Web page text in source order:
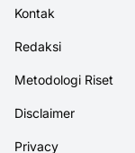
Kontak
Redaksi
Metodologi Riset
Disclaimer
Privacy